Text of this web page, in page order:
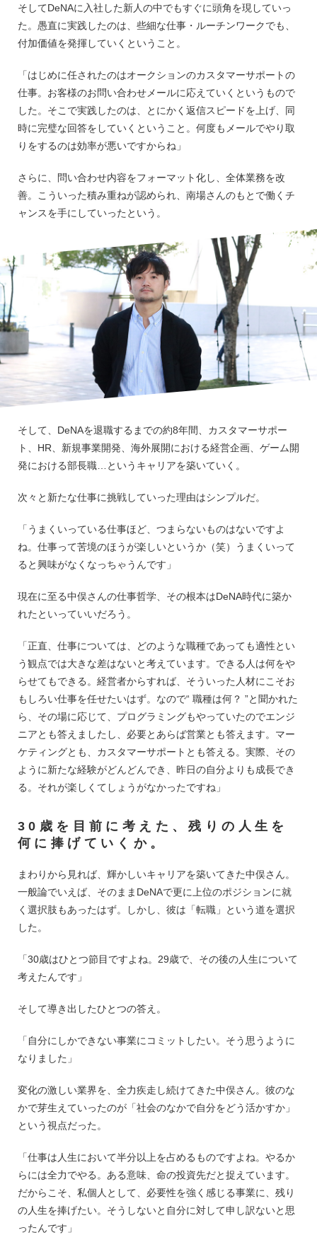
そしてDeNAに入社した新人の中でもすぐに頭角を現していっ
た。愚直に実践したのは、些細な仕事・ルーチンワークでも、
付加価値を発揮していくということ。
「はじめに任されたのはオークションのカスタマーサポートの
仕事。お客様のお問い合わせメールに応えていくというもので
した。そこで実践したのは、とにかく返信スピードを上げ、同
時に完璧な回答をしていくということ。何度もメールでやり取
りをするのは効率が悪いですからね」
さらに、問い合わせ内容をフォーマット化し、全体業務を改
善。こういった積み重ねが認められ、南場さんのもとで働くチ
ャンスを手にしていったという。
そして、DeNAを退職するまでの約8年間、カスタマーサポー
ト、HR、新規事業開発、海外展開における経営企画、ゲーム開
発における部長職…というキャリアを築いていく。
次々と新たな仕事に挑戦していった理由はシンプルだ。
「うまくいっている仕事ほど、つまらないものはないですよ
ね。仕事って苦境のほうが楽しいというか（笑）うまくいって
ると興味がなくなっちゃうんです」
現在に至る中俣さんの仕事哲学、その根本はDeNA時代に築か
れたといっていいだろう。
「正直、仕事については、どのような職種であっても適性とい
う観点では大きな差はないと考えています。できる人は何をや
らせてもできる。経営者からすれば、そういった人材にこそお
もしろい仕事を任せたいはず。なので“ 職種は何？ ”と聞かれた
ら、その場に応じて、プログラミングもやっていたのでエンジ
ニアとも答えましたし、必要とあらば営業とも答えます。マー
ケティングとも、カスタマーサポートとも答える。実際、その
ように新たな経験がどんどんでき、昨日の自分よりも成長でき
る。それが楽しくてしょうがなかったですね」
30歳を目前に考えた、残りの人生を
何に捧げていくか。
まわりから見れば、輝かしいキャリアを築いてきた中俣さん。
一般論でいえば、そのままDeNAで更に上位のポジションに就
く選択肢もあったはず。しかし、彼は「転職」という道を選択
した。
「30歳はひとつ節目ですよね。29歳で、その後の人生について
考えたんです」
そして導き出したひとつの答え。
「自分にしかできない事業にコミットしたい。そう思うように
なりました」
変化の激しい業界を、全力疾走し続けてきた中俣さん。彼のな
かで芽生えていったのが「社会のなかで自分をどう活かすか」
という視点だった。
「仕事は人生において半分以上を占めるものですよね。やるか
らには全力でやる。ある意味、命の投資先だと捉えています。
だからこそ、私個人として、必要性を強く感じる事業に、残り
の人生を捧げたい。そうしないと自分に対して申し訳ないと思
ったんです」